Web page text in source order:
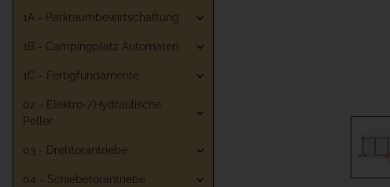
1A - Parkraumbewirtschaftung
1B - Campingplatz Automaten
1C - Fertigfundamente
02 - Elektro-/Hydraulische
Poller
03 - Drehtorantriebe
04 - Schiebetorantriebe